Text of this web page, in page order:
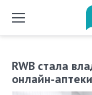
RWB стала
онлайн-